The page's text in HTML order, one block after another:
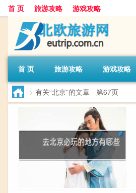
首 页 旅游攻略 游戏攻略
首 页 旅游攻略 游戏攻略
> 有关“北京”的文章 - 第67页